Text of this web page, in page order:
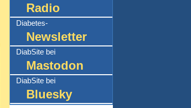
Radio
Diabetes-
Newsletter
DiabSite bei
Mastodon
DiabSite bei
Bluesky